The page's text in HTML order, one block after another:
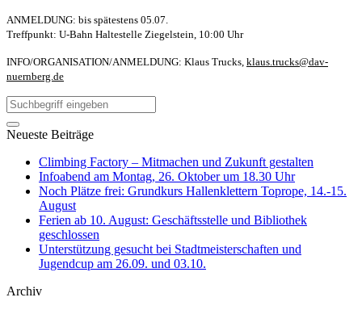
ANMELDUNG: bis spätestens 05.07.
Treffpunkt: U-Bahn Haltestelle Ziegelstein, 10:00 Uhr
INFO/ORGANISATION/ANMELDUNG: Klaus Trucks, klaus.trucks@dav-
nuernberg.de
Neueste Beiträge
Climbing Factory – Mitmachen und Zukunft gestalten
Infoabend am Montag, 26. Oktober um 18.30 Uhr
Noch Plätze frei: Grundkurs Hallenklettern Toprope, 14.-15.
August
Ferien ab 10. August: Geschäftsstelle und Bibliothek
geschlossen
Unterstützung gesucht bei Stadtmeisterschaften und
Jugendcup am 26.09. und 03.10.
Archiv